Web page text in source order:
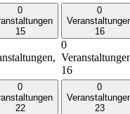
0
15
0
16
0
16
0
22
0
23